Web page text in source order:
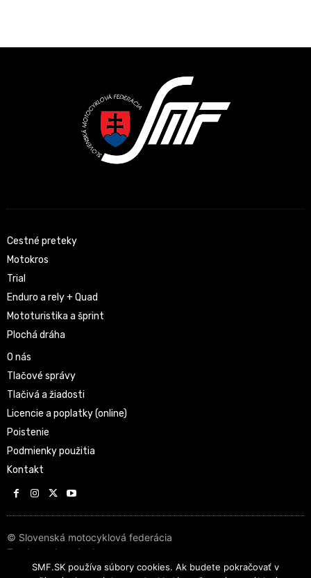
Cestné preteky
Motokros
Trial
Enduro a rely + Quad
Mototuristika a šprint
Plochá dráha
O nás
Tlačové správy
Tlačivá a žiadosti
Licencie a poplatky (online)
Poistenie
Podmienky použitia
Kontakt
© Slovenská motocyklová federácia
Tvorba web stránok
SMF.SK používa súbory cookies. Ak budete pokračovať v